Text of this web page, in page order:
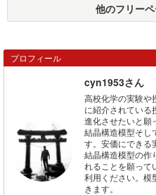
他のフリー
プロフィール
cyn1953さん
高校化学の実験や
に紹介されている
進化させたいと願
結晶構造模型そし
す。安価にできる
結晶構造模型の作
れることを願って
利用ください。模
きます。